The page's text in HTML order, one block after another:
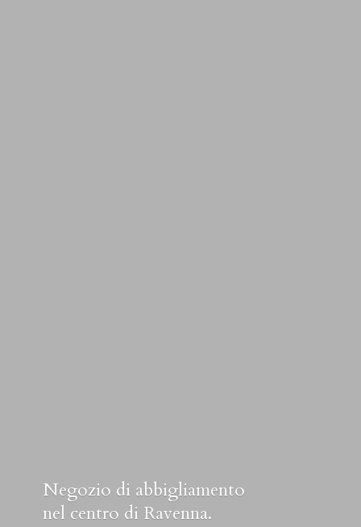
Negozio di abbigliamento
nel centro di Ravenna.